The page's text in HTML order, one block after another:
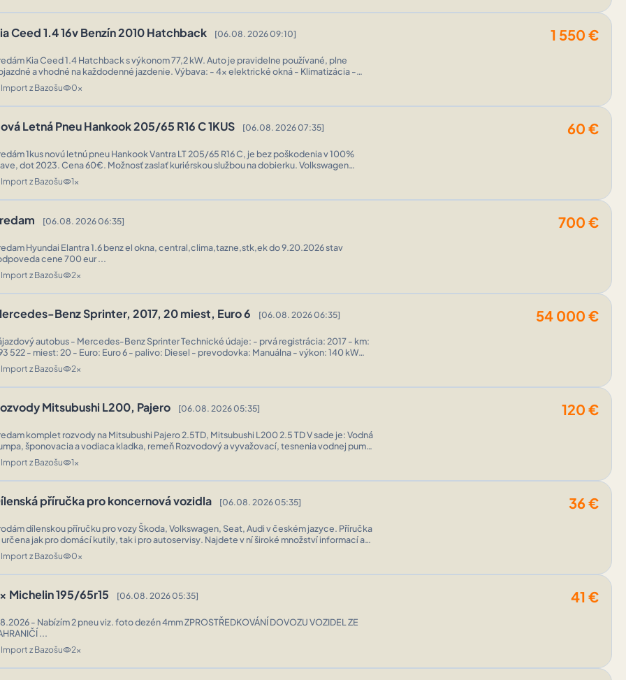
Ceed 1.4 16v Benzín 2010 Hatchback [06.08. 2026 09:10] 1 550 €
Kia Ceed 1.4 Hatchback s výkonom 77,2 kW. Auto je pravidelne používané, plne
a vhodné na každodenné jazdenie. Výbava: - 4× elektrické okná - Klimatizácia -
Import z Bazošuvisibility0x
Letná Pneu Hankook 205/65 R16 C 1KUS [06.08. 2026 07:35] 60 €
1kus novú letnú pneu Hankook Vantra LT 205/65 R16 C, je bez poškodenia v 100%
Cena 60€. Možnosť zaslať kuriérskou službou na dobierku. Volkswagen
Multivan, Caravelle, T4, T5, T6, T6.1, Mercedes Vito, Vian ...
Import z Bazošuvisibility1x
[06.08. 2026 06:35] 700 €
Hyundai Elantra 1.6 benz el okna, central,clima,tazne,stk,ek do 9.20.2026 stav
zodpoveda cene 700 eur ...
Import z Bazošuvisibility2x
Benz Sprinter, 2017, 20 miest, Euro 6 [06.08. 2026 06:35] 54 000 €
autobus - Mercedes-Benz Sprinter Technické údaje: - prvá registrácia: 2017 - km:
522 - miest: 20 - Euro: Euro 6 - palivo: Diesel - prevodovka: Manuálna - výkon: 140 kW
CV/HP) - dĺžka: 7.36 m - nápravy: 2 - Motor: Merce ...
Import z Bazošuvisibility2x
Mitsubushi L200, Pajero [06.08. 2026 05:35] 120 €
komplet rozvody na Mitsubushi Pajero 2.5TD, Mitsubushi L200 2.5 TD V sade je: Vodná
šponovacia a vodiaca kladka, remeň Rozvodový a vyvažovací, tesnenia vodnej pumpy
vieka ventilov Vsetky diely samozrejme zabalene, nepoužité. ...
Import z Bazošuvisibility1x
příručka pro koncernová vozidla [06.08. 2026 05:35] 36€
dílenskou příručku pro vozy Škoda, Volkswagen, Seat, Audi v českém jazyce. Příručka
určena jak pro domácí kutily, tak i pro autoservisy. Najdete v ní široké množství informací a
popisy např.: k motorům, převodovkám, podvozkům, karo ...
Import z Bazošuvisibility0x
Michelin 195/65r15 [06.08. 2026 05:35] 41 €
pneu viz. foto dezén 4mm ZPROSTŘEDKOVÁNÍ DOVOZU VOZIDEL ZE
...
Import z Bazošuvisibility2x